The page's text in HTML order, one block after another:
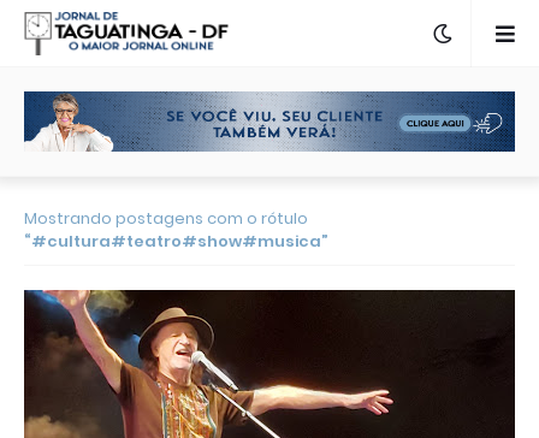
Mostrando postagens com o rótulo
#cultura#teatro#show#musica